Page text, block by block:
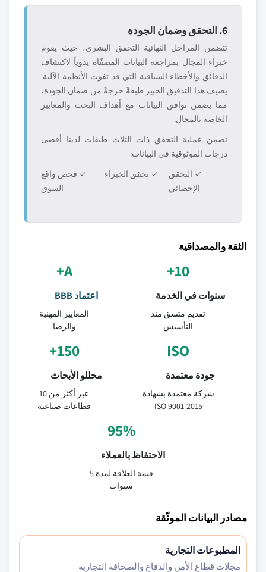
6. التحقق وضمان الجودة
تتضمن المراحل النهائية التحقق البشري، حيث يقوم
خبراء المجال بمراجعة البيانات المصفّاة يدوياً لاكتشاف
الدقائق والأخطاء السياقية التي قد تفوت الأنظمة الآلية.
يضيف هذا التدقيق الخبير طبقةً حرجةً من ضمان الجودة،
مما يضمن توافق البيانات مع أهداف البحث والمعايير
الخاصة بالمجال.
تضمن عملية التحقق ذات الثلاث طبقات لدينا أقصى
درجات الموثوقية في البيانات:
✓ التحقق
الإحصائي
✓ تحقق الخبراء
✓ فحص واقع
السوق
الثقة والمصداقية
10+
سنوات في الخدمة
تقديم متسق منذ
التأسيس
A+
اعتماد BBB
المعايير المهنية
والرضا
ISO
جودة معتمدة
شركة معتمدة بشهادة
ISO 9001-2015
150+
محللو الأبحاث
عبر أكثر من 10
قطاعات صناعية
95%
الاحتفاظ بالعملاء
قيمة العلاقة لمدة 5
سنوات
مصادر البيانات الموثّقة
المطبوعات التجارية
مجلات قطاع الأمن والدفاع والصحافة التجارية